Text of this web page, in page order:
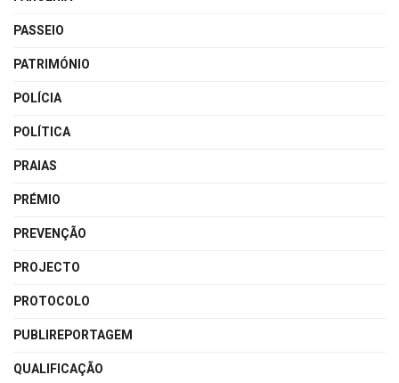
PASSEIO
PATRIMÓNIO
POLÍCIA
POLÍTICA
PRAIAS
PRÉMIO
PREVENÇÃO
PROJECTO
PROTOCOLO
PUBLIREPORTAGEM
QUALIFICAÇÃO